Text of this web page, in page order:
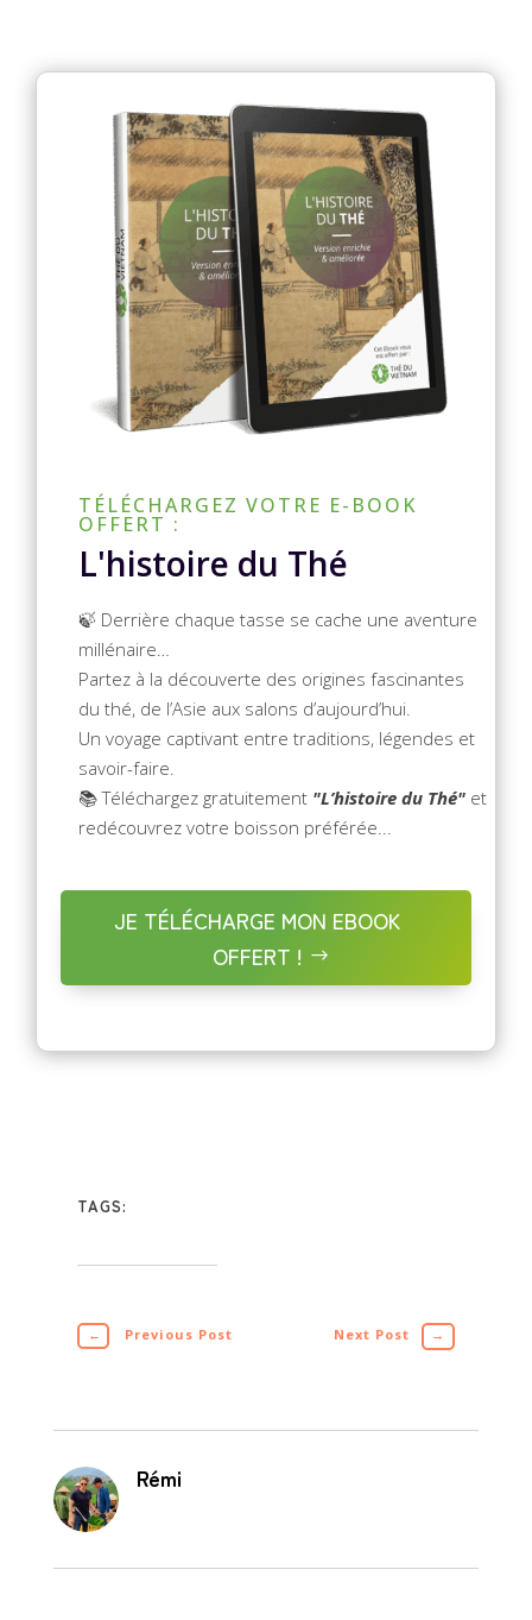
TÉLÉCHARGEZ VOTRE E-BOOK
OFFERT :
L'histoire du Thé
🍃 Derrière chaque tasse se cache une aventure
millénaire…
Partez à la découverte des origines fascinantes
du thé, de l’Asie aux salons d’aujourd’hui.
Un voyage captivant entre traditions, légendes et
savoir-faire.
📚 Téléchargez gratuitement "L’histoire du Thé" et
redécouvrez votre boisson préférée...
JE TÉLÉCHARGE MON EBOOK
OFFERT !
TAGS:
← Previous Post Next Post →
Rémi